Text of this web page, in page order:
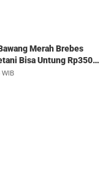
Merah Brebes
Bisa Untung Rp350